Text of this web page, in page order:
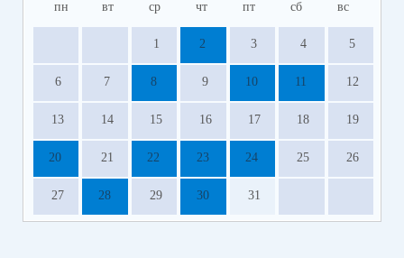
пн вт ср чт пт сб вс
1 2 3 4 5
6 7 8 9 10 11 12
13 14 15 16 17 18 19
20 21 22 23 24 25 26
27 28 29 30 31